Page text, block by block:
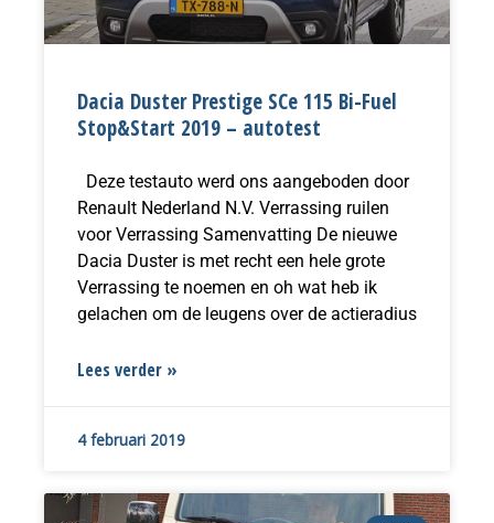
Dacia Duster Prestige SCe 115 Bi-Fuel
Stop&Start 2019 – autotest
Deze testauto werd ons aangeboden door
Renault Nederland N.V. Verrassing ruilen
voor Verrassing Samenvatting De nieuwe
Dacia Duster is met recht een hele grote
Verrassing te noemen en oh wat heb ik
gelachen om de leugens over de actieradius
Lees verder »
4 februari 2019